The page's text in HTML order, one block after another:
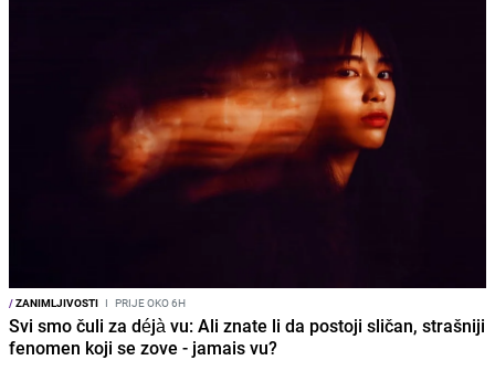
/ZANIMLJIVOSTI I PRIJE OKO 6H
Svi smo čuli za déjà vu: Ali znate li da postoji sličan, strašniji
fenomen koji se zove - jamais vu?